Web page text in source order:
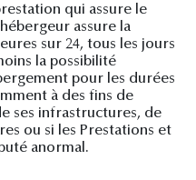
qui assure le
assure la
sur 24, tous les jours
la possibilité
pour les durées
à des fins de
ses infrastructures, de
ou si les Prestations et
anormal.